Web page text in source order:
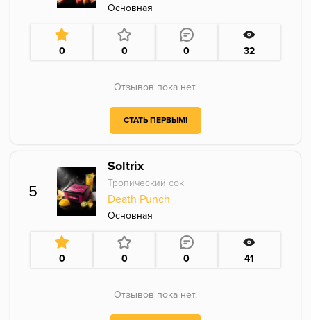
Основная
0 0 0 32
Отзывов пока нет.
СТАТЬ ПЕРВЫМ!
5
Soltrix
Тропический сок
Death Punch
Основная
0 0 0 41
Отзывов пока нет.